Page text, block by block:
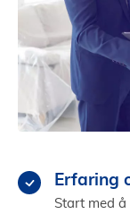
Erfaring
Start med å